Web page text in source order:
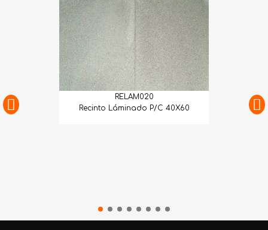
RELAM020
Recinto Láminado P/C 40X60